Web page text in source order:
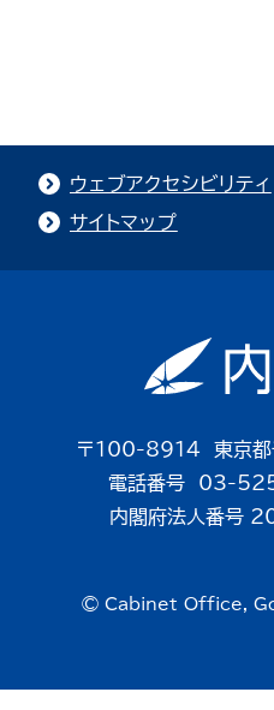
ウェブアクセシビリティ
サイトマップ
〒100-8914 東京都
電話番号 03-
内閣府法人番号
© Cabinet Office,